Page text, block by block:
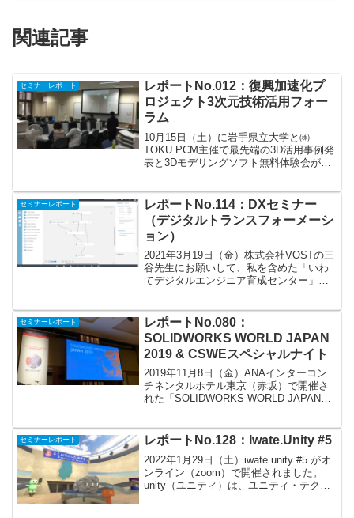
関連記事
セミナーレポート
レポートNo.012：復興加速化プ
ロジェクト3次元技術活用フォー
ラム
10月15日（土）に岩手県立大学と㈱
TOKU PCM主催で最先端の3D活用事例発
表と3Dモデリングソフト無料体験会が開
展示や事例を聞くことができ、私も...
セミナーレポート
レポートNo.114：DXセミナー
（デジタルトランスフォーメーシ
ョン）
2021年3月19日（金）株式会社VOSTの三
谷先生にお願いして、私を含めた「いわ
てデジタルエンジニア育成センター」の
フォーメーションの略で、既存業務の効
率化を行う...
セミナーレポート
レポートNo.080：
SOLIDWORKS WORLD JAPAN
2019 & CSWEスペシャルナイト
2019年11月8日（金）ANAインターコン
チネンタルホテル東京（赤坂）で開催さ
れた「SOLIDWORKS WORLD JAPAN
一の新幹線で向かいましたが、間...
セミナーレポート レポートNo.128：Iwate.Unity #5
2022年1月29日（土）iwate.unity #5 がオ
ンライン（zoom）で開催されました。
unity（ユニティ）は、ユニティ・テクノ